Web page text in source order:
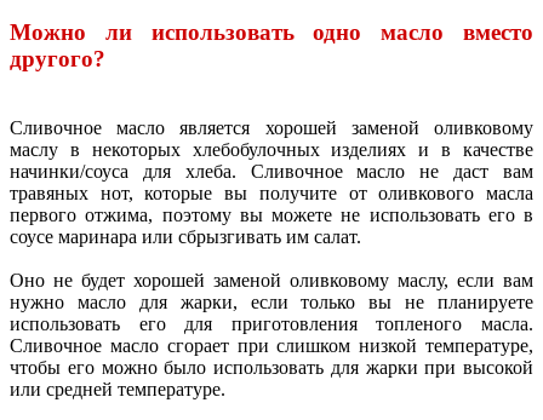
Можно ли использовать одно масло вместо
другого?
Сливочное масло является хорошей заменой оливковому
маслу в некоторых хлебобулочных изделиях и в качестве
начинки/соуса для хлеба. Сливочное масло не даст вам
травяных нот, которые вы получите от оливкового масла
первого отжима, поэтому вы можете не использовать его в
соусе маринара или сбрызгивать им салат.
Оно не будет хорошей заменой оливковому маслу, если вам
нужно масло для жарки, если только вы не планируете
использовать его для приготовления топленого масла.
Сливочное масло сгорает при слишком низкой температуре,
чтобы его можно было использовать для жарки при высокой
или средней температуре.